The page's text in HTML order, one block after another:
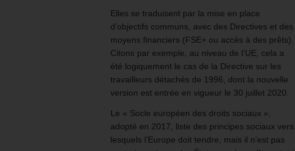
Elles se traduisent par la mise en place
d’objectifs communs, avec des Directives et des
moyens financiers (FSE+ ou accès à des prêts).
Citons par exemple, au niveau de l’UE, cela a
été logiquement le cas de la Directive sur les
travailleurs détachés de 1996, dont la nouvelle
version est entrée en vigueur le 30 juillet 2020.
Le « Socle européen des droits sociaux »,
adopté en 2017, liste des principes sociaux vers
lesquels l’Europe doit tendre, mais il n’est pas